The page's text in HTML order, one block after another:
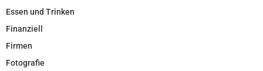
Essen und Trinken
Finanziell
Firmen
Fotografie